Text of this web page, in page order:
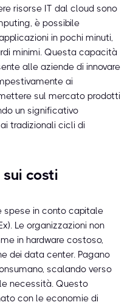
risorse IT dal cloud sono
è possibile
in pochi minuti,
minimi. Questa capacità
alle aziende di innovare
ai
sul mercato prodotti
un significativo
tradizionali cicli di
costi
in conto capitale
Le organizzazioni non
in hardware costoso,
dei data center. Pagano
scalando verso
necessità. Questo
con le economie di